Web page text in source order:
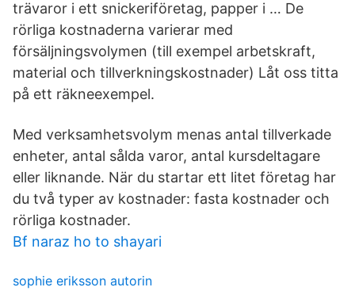
trävaror i ett snickeriföretag, papper i … De
rörliga kostnaderna varierar med
försäljningsvolymen (till exempel arbetskraft,
material och tillverkningskostnader) Låt oss titta
på ett räkneexempel.
Med verksamhetsvolym menas antal tillverkade
enheter, antal sålda varor, antal kursdeltagare
eller liknande. När du startar ett litet företag har
du två typer av kostnader: fasta kostnader och
rörliga kostnader.
Bf naraz ho to shayari
sophie eriksson autorin